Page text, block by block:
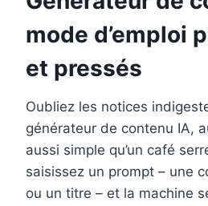
mode d’emploi
et pressés
Oubliez les notices
générateur de contenu IA,
aussi simple qu’un café
saisissez un prompt – une
ou un titre – et la machine